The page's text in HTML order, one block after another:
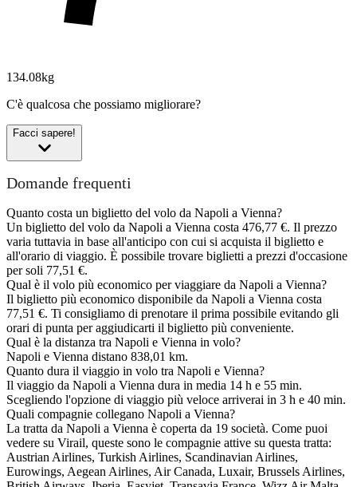
134.08kg
C'è qualcosa che possiamo migliorare?
Facci sapere!
Domande frequenti
Quanto costa un biglietto del volo da Napoli a Vienna?
Un biglietto del volo da Napoli a Vienna costa 476,77 €. Il prezzo
varia tuttavia in base all'anticipo con cui si acquista il biglietto e
all'orario di viaggio. È possibile trovare biglietti a prezzi d'occasione
per soli 77,51 €.
Qual è il volo più economico per viaggiare da Napoli a Vienna?
Il biglietto più economico disponibile da Napoli a Vienna costa
77,51 €. Ti consigliamo di prenotare il prima possibile evitando gli
orari di punta per aggiudicarti il biglietto più conveniente.
Qual è la distanza tra Napoli e Vienna in volo?
Napoli e Vienna distano 838,01 km.
Quanto dura il viaggio in volo tra Napoli e Vienna?
Il viaggio da Napoli a Vienna dura in media 14 h e 55 min.
Scegliendo l'opzione di viaggio più veloce arriverai in 3 h e 40 min.
Quali compagnie collegano Napoli a Vienna?
La tratta da Napoli a Vienna è coperta da 19 società. Come puoi
vedere su Virail, queste sono le compagnie attive su questa tratta:
Austrian Airlines, Turkish Airlines, Scandinavian Airlines,
Eurowings, Aegean Airlines, Air Canada, Luxair, Brussels Airlines,